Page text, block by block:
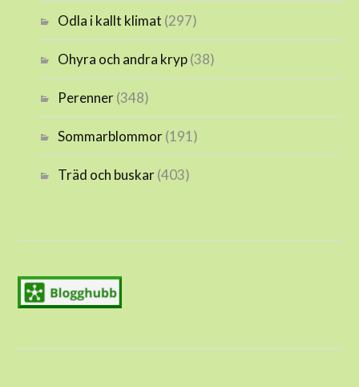
Odla i kallt klimat (297)
Ohyra och andra kryp(38)
Perenner(348)
Sommarblommor(191)
Träd och buskar(403)